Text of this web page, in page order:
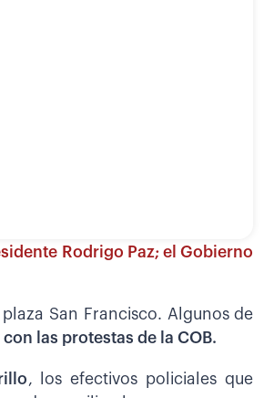
Rodrigo Paz; el Gobierno
San Francisco. Algunos de
las protestas de la COB.
, los efectivos policiales que